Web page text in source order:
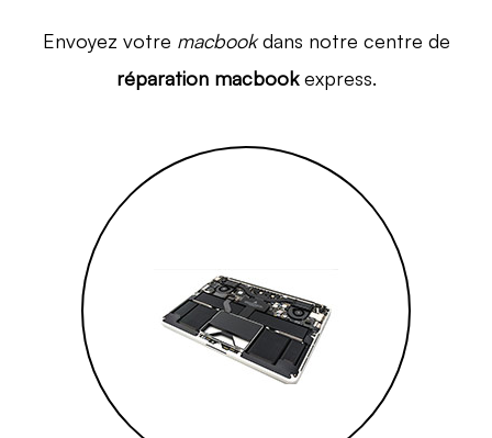
Envoyez votre macbookdans notre centre de
réparation macbookexpress.